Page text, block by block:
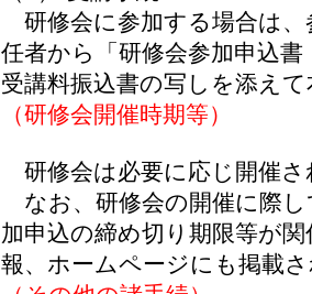
研修会に参加する場合は、
任者から「研修会参加申込
受講料振込書の写しを添え
（研修会開催時期等）
研修会は必要に応じ開催さ
なお、研修会の開催に際し
加申込の締め切り期限等が
報、ホームページにも掲載